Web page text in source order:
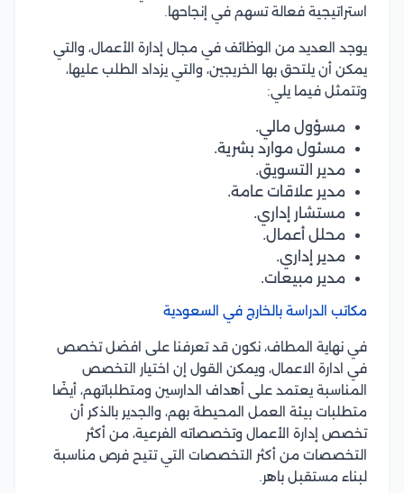
استراتيجية فعالة تسهم في إنجاحها.
يوجد العديد من الوظائف في مجال إدارة الأعمال، والتي
يمكن أن يلتحق بها الخريجين، والتي يزداد الطلب عليها،
وتتمثل فيما يلي:
مسؤول مالي.
مسئول موارد بشرية.
مدير التسويق.
مدير علاقات عامة.
مستشار إداري.
محلل أعمال.
مدير إداري.
مدير مبيعات.
مكاتب الدراسة بالخارج في السعودية
في نهاية المطاف، نكون قد تعرفنا على افضل تخصص
في ادارة الاعمال، ويمكن القول إن اختيار التخصص
المناسبة يعتمد على أهداف الدارسين ومتطلباتهم، أيضًا
متطلبات بيئة العمل المحيطة بهم، والجدير بالذكر أن
تخصص إدارة الأعمال وتخصصاته الفرعية، من أكثر
التخصصات من أكثر التخصصات التي تتيح فرص مناسبة
لبناء مستقبل باهر.